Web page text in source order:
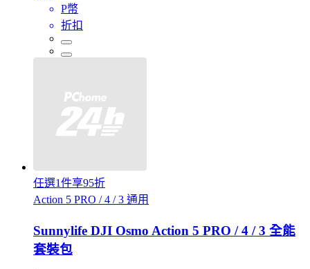
P幣
折扣
任選1件享95折
Action 5 PRO / 4 / 3 通用
Sunnylife DJI Osmo Action 5 PRO / 4 / 3 全能
套裝包